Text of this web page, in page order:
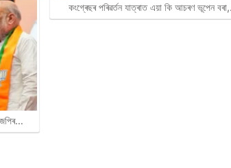
কংগ্ৰেছৰ পৰিৱৰ্তন যাত্ৰাত এয়া কি আচৰণ ভূপেন